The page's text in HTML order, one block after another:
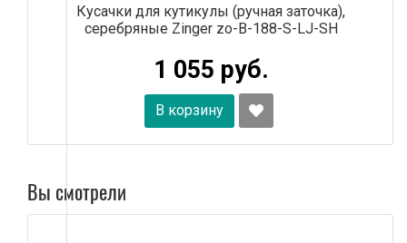
Кусачки для кутикулы (ручная заточка),
серебряные Zinger zo-B-188-S-LJ-SH
1 055 руб.
В корзину
Вы смотрели